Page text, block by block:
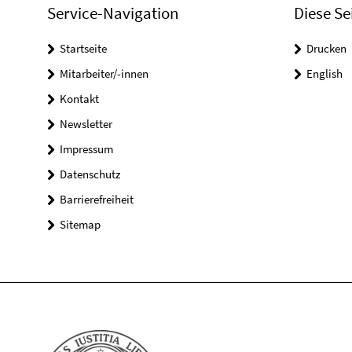
Service-Navigation
Startseite
Mitarbeiter/-innen
Kontakt
Newsletter
Impressum
Datenschutz
Barrierefreiheit
Sitemap
Diese
Drucken
English